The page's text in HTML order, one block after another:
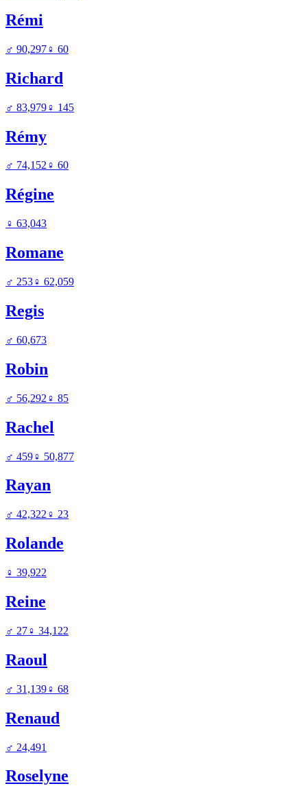
Rémi
♂ 90,297♀ 60
Richard
♂ 83,979♀ 145
Rémy
♂ 74,152♀ 60
Régine
♀ 63,043
Romane
♂ 253♀ 62,059
Regis
♂ 60,673
Robin
♂ 56,292 ♀ 85
Rachel
♂ 459♀ 50,877
Rayan
♂ 42,322 ♀ 23
Rolande
♀ 39,922
Reine
♂ 27♀ 34,122
Raoul
♂ 31,139♀ 68
Renaud
♂ 24,491
Roselyne